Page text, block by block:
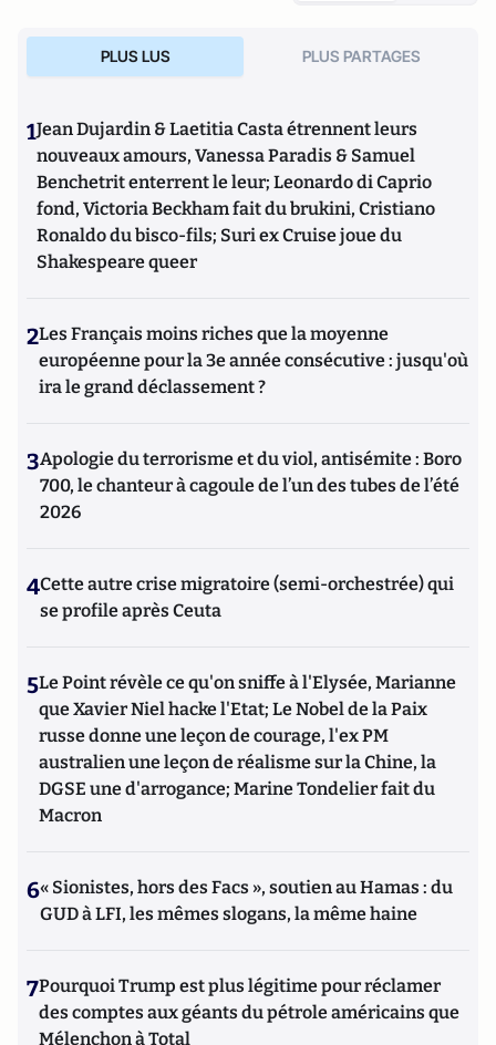
PLUS LUS PLUS PARTAGES
1Jean Dujardin & Laetitia Casta étrennent leurs
nouveaux amours, Vanessa Paradis & Samuel
Benchetrit enterrent le leur; Leonardo di Caprio
fond, Victoria Beckham fait du brukini, Cristiano
Ronaldo du bisco-fils; Suri ex Cruise joue du
Shakespeare queer
2Les Français moins riches que la moyenne
européenne pour la 3e année consécutive : jusqu'où
ira le grand déclassement ?
3Apologie du terrorisme et du viol, antisémite : Boro
700, le chanteur à cagoule de l’un des tubes de l’été
2026
4Cette autre crise migratoire (semi-orchestrée) qui
se profile après Ceuta
5Le Point révèle ce qu'on sniffe à l'Elysée, Marianne
que Xavier Niel hacke l'Etat; Le Nobel de la Paix
russe donne une leçon de courage, l'ex PM
australien une leçon de réalisme sur la Chine, la
DGSE une d'arrogance; Marine Tondelier fait du
Macron
6« Sionistes, hors des Facs », soutien au Hamas : du
GUD à LFI, les mêmes slogans, la même haine
7Pourquoi Trump est plus légitime pour réclamer
des comptes aux géants du pétrole américains que
Mélenchon à Total